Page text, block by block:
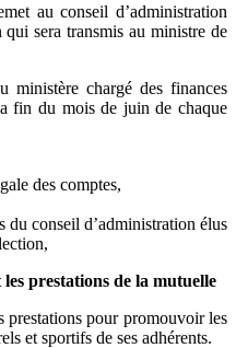
au conseil d’administration
sera transmis au ministre de
ministère chargé des finances
fin du mois de juin de chaque
des comptes,
du conseil d’administration élus
prestations de la mutuelle
prestations pour promouvoir les
et sportifs de ses adhérents.